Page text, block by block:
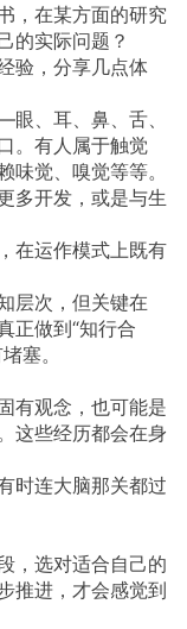
，在某方面的研究
的实际问题？
验，分享几点体
、耳、鼻、舌、
。有人属于触觉
味觉、嗅觉等等。
多开发，或是与生
在运作模式上既有
层次，但关键在
正做到“知行合
塞。
有观念，也可能是
这些经历都会在身
时连大脑那关都过
，选对适合自己的
推进，才会感觉到